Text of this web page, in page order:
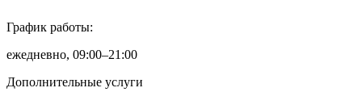
График работы:
ежедневно, 09:00–21:00
Дополнительные услуги